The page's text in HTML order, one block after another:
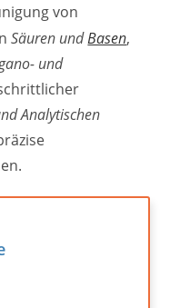
von
Säuren undBasen,
und
Analytischen